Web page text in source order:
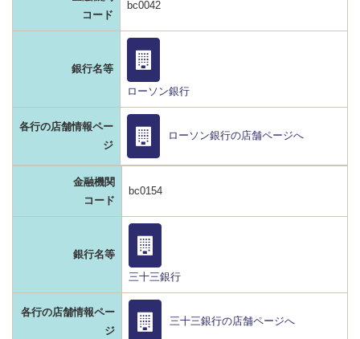
コード
bc0042
銀行名等
ローソン銀行
各行の店舗情報ペー
ジ
ローソン銀行の店舗ページへ
金融機関
コード
bc0154
銀行名等
三十三銀行
各行の店舗情報ペー
ジ
三十三銀行の店舗ページへ